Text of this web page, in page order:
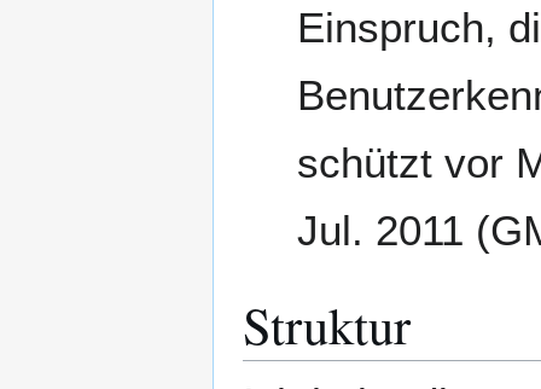
Einspruch,
schützt vor
Jul. 2011
Struktur